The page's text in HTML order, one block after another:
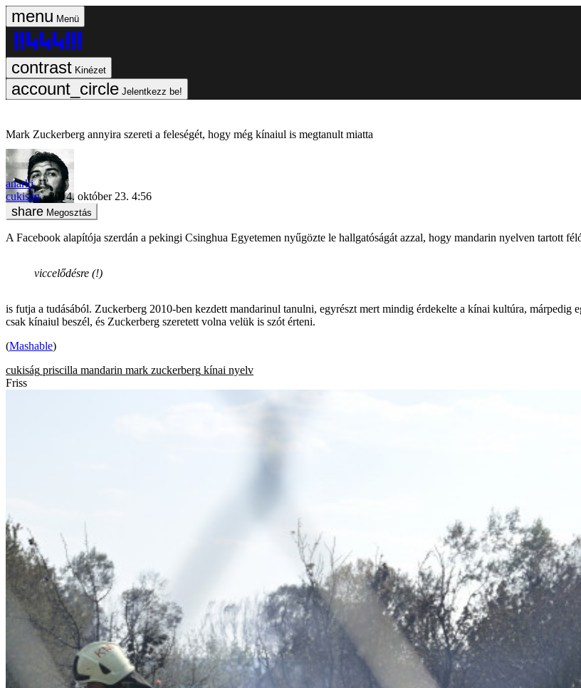
Menü
Kinézet
Jelentkezz be!
Mark Zuckerberg annyira szereti a feleségét, hogy még kínaiul is megtanult miatta
anarki
cukiság
2014. október 23. 4:56
Megosztás
A Facebook alapítója szerdán a pekingi Csinghua Egyetemen nyűgözte le hallgatóságát azzal, hogy mandarin nyelven tartott
viccelődésre (!)
is futja a tudásából. Zuckerberg 2010-ben kezdett mandarinul tanulni, egyrészt mert mindig érdekelte a kínai kultúra, márpedig
csak kínaiul beszél, és Zuckerberg szeretett volna velük is szót érteni.
(Mashable)
cukiság priscilla mandarin mark zuckerberg kínai nyelv
Friss